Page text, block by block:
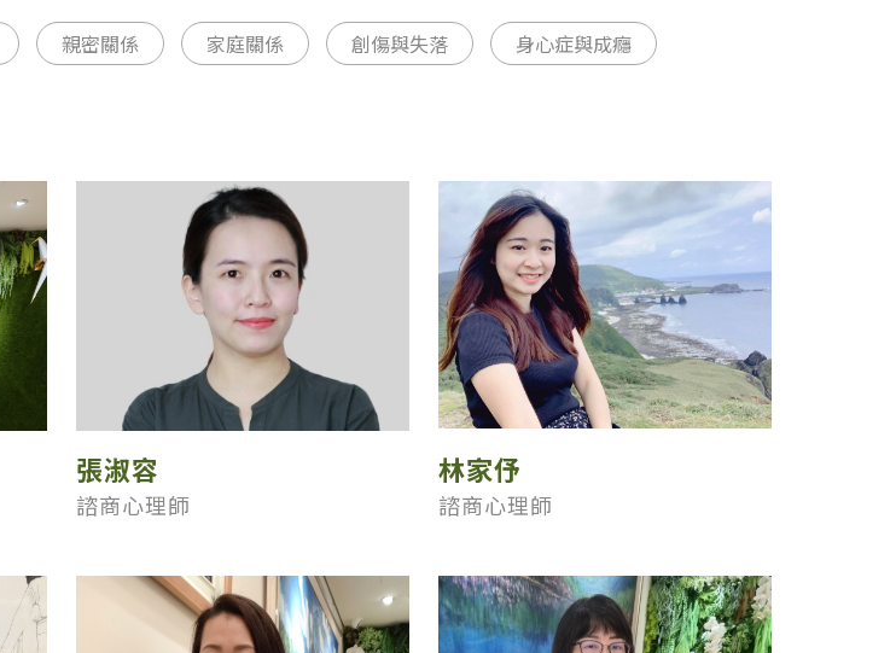
親密關係 家庭關係 創傷與失落 身心症與成癮
張淑容
諮商心理師
林家伃
諮商心理師